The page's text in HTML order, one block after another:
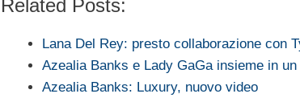
Related Posts:
Lana Del Rey: presto collaborazione con
Azealia Banks e Lady GaGa insieme in un
Azealia Banks: Luxury, nuovo video